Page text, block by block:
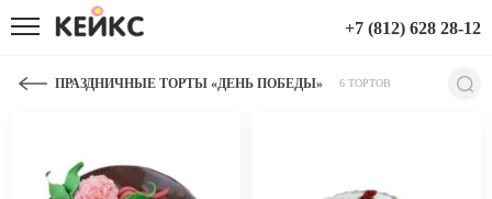
+7 (812) 628 28-12
ПРАЗДНИЧНЫЕ ТОРТЫ «ДЕНЬ ПОБЕДЫ» 6 ТОРТОВ